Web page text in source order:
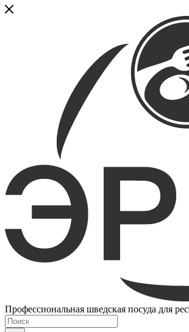
Профессиональная шведская посуда для